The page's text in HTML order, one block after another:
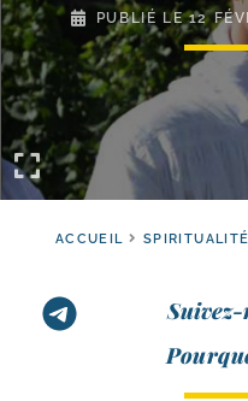
PUBLIÉ LE12
ACCUEIL SPIRITUALITÉ